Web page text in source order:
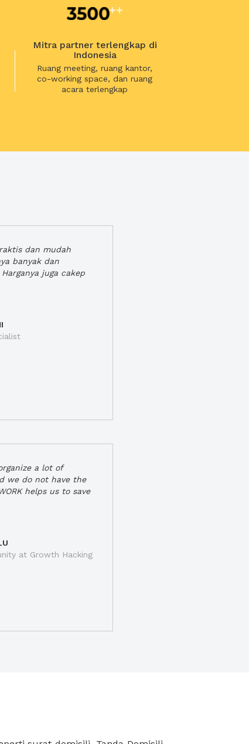
Mitra partner terlengkap di
Indonesia
Ruang meeting, ruang kantor,
co-working space, dan ruang
acara terlengkap
dan mudah
banyak dan
juga cakep
a lot of
we do not have the
helps us to save
at Growth Hacking